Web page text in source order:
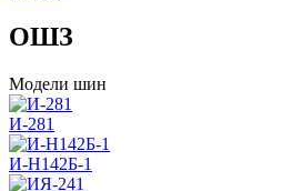
ОШЗ
Модели шин
И-281
И-Н142Б-1